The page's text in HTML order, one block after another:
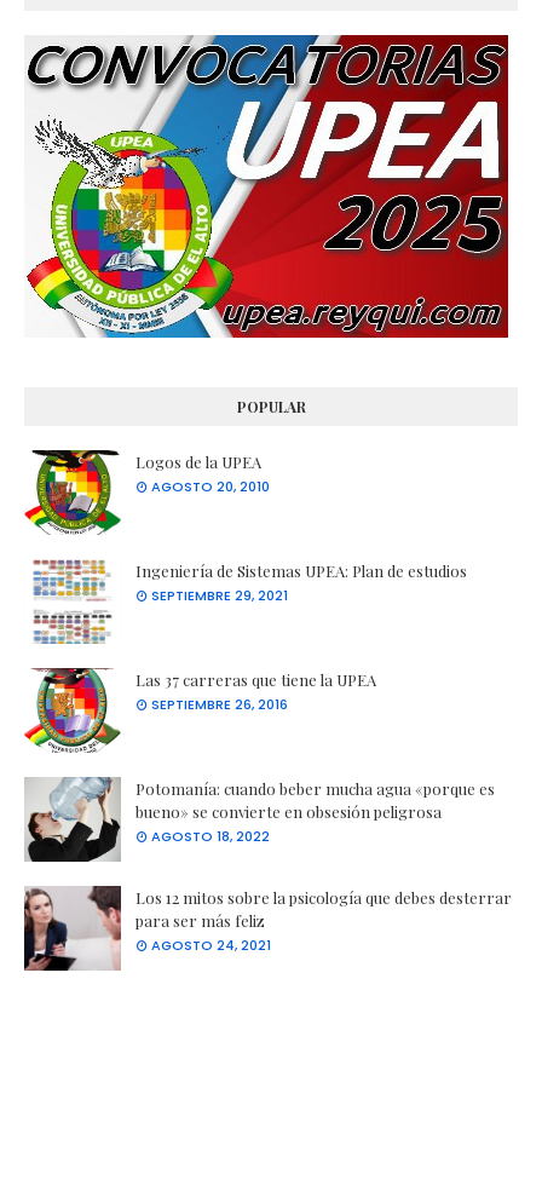
POPULAR
Logos de la UPEA
AGOSTO 20, 2010
Ingeniería de Sistemas UPEA: Plan de estudios
SEPTIEMBRE 29, 2021
Las 37 carreras que tiene la UPEA
SEPTIEMBRE 26, 2016
Potomanía: cuando beber mucha agua «porque es
bueno» se convierte en obsesión peligrosa
AGOSTO 18, 2022
Los 12 mitos sobre la psicología que debes desterrar
para ser más feliz
AGOSTO 24, 2021